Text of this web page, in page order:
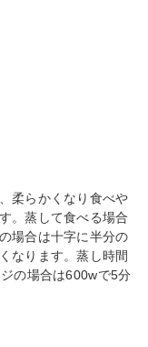
柔らかくなり食べや
。蒸して食べる場合
場合は十字に半分の
なります。蒸し時間
の場合は600wで5分